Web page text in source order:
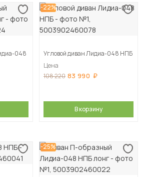
048
-22%
Угловой диван Лидиа-048 НПБ
Цена
108 220 83 990
В корзину
-25%